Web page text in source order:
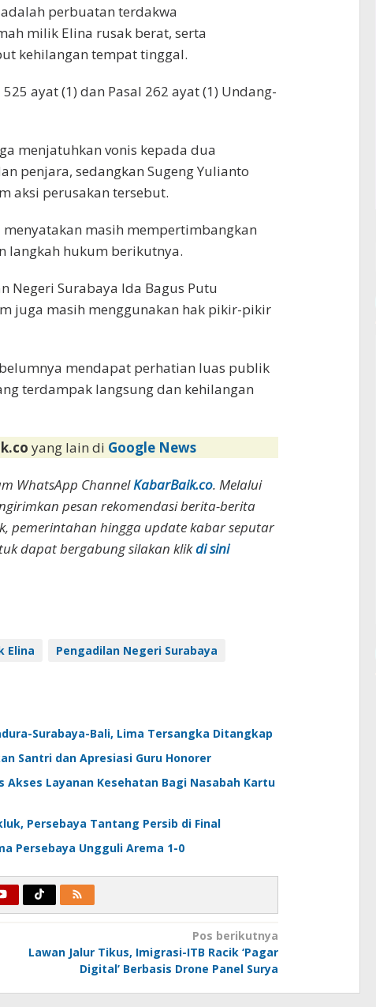
perbuatan terdakwa
milik Elina rusak berat, serta
kehilangan tempat tinggal.
ayat (1) dan Pasal 262 ayat (1) Undang-
menjatuhkan vonis kepada dua
penjara, sedangkan Sugeng Yulianto
aksi perusakan tersebut.
masih mempertimbangkan
langkah hukum berikutnya.
Negeri Surabaya Ida Bagus Putu
juga masih menggunakan hak pikir-pikir
mendapat perhatian luas publik
terdampak langsung dan kehilangan
yang lain di Google News
WhatsApp ChannelKabarBaik.co. Melalui
pesan rekomendasi berita-berita
pemerintahan hingga update kabar seputar
dapat bergabung silakan klikdi sini
Elina
Pengadilan Negeri Surabaya
Surabaya-Bali, Lima Tersangka Ditangkap
Santri dan Apresiasi Guru Honorer
Akses Layanan Kesehatan Bagi Nasabah Kartu
Persebaya Tantang Persib di Final
Persebaya Ungguli Arema 1-0
Pos berikutnya
Lawan Jalur Tikus, Imigrasi-ITB Racik ‘Pagar
Digital’ Berbasis Drone Panel Surya